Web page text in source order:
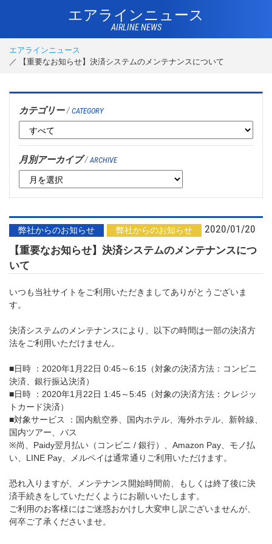
エアラインニュース
AIRLINE NEWS
エアラインニュース
【重要なお知らせ】決済システムのメンテナンスについて
カテゴリー/ CATEGORY
月別アーカイブ/ ARCHIVE
弊社からのお知らせ 弊社からのお知らせ
2020/01/20
【重要なお知らせ】決済システムのメンテナンスにつ
いて
いつも当社サイトをご利用いただきましてありがとうございま
す。
決済システムのメンテナンスにより、以下の時間は一部の決済方
法をご利用いただけません。
■日時 ：2020年1月22日 0:45～6:15（対象の決済方法：コンビニ
決済、銀行振込決済）
■日時 ：2020年1月22日 1:45～5:45（対象の決済方法：クレジッ
トカード決済）
■対象サービス ：国内航空券、国内ホテル、海外ホテル、新幹線、
国内ツアー、バス
※尚、Paidy翌月払い（コンビニ / 銀行）、Amazon Pay、モノ払
い、LINE Pay、メルペイは通常通りご利用いただけます。
恐れ入りますが、メンテナンス開始時間前、もしくは終了後に決
済手続きをしていただくようにお願いいたします。
ご利用のお客様にはご迷惑おかけし大変申し訳ございませんが、
何卒ご了承くださいませ。